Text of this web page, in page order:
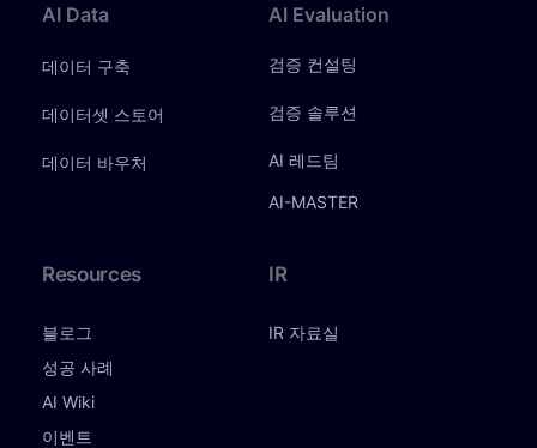
AI Data
데이터 구축
데이터셋 스토어
데이터 바우처
AI Evaluation
검증 컨설팅
검증 솔루션
AI 레드팀
AI-MASTER
Resources
블로그
성공 사례
AI Wiki
이벤트
IR
IR 자료실